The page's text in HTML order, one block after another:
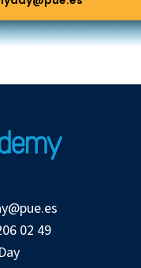
02 49